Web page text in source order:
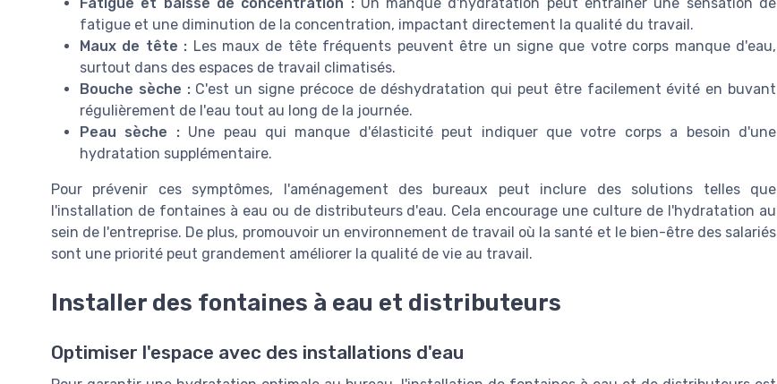
Fatigue et baisse de concentration :Un manque d'hydratation peut entraîner une sensation de
fatigue et une diminution de la concentration, impactant directement la qualité du travail.
Maux de tête : Les maux de tête fréquents peuvent être un signe que votre corps manque d'eau,
surtout dans des espaces de travail climatisés.
Bouche sèche :C'est un signe précoce de déshydratation qui peut être facilement évité en buvant
régulièrement de l'eau tout au long de la journée.
Peau sèche :Une peau qui manque d'élasticité peut indiquer que votre corps a besoin d'une
hydratation supplémentaire.
Pour prévenir ces symptômes, l'aménagement des bureaux peut inclure des solutions telles que
l'installation de fontaines à eau ou de distributeurs d'eau. Cela encourage une culture de l'hydratation au
sein de l'entreprise. De plus, promouvoir un environnement de travail où la santé et le bien-être des salariés
sont une priorité peut grandement améliorer la qualité de vie au travail.
Installer des fontaines à eau et distributeurs
Optimiser l'espace avec des installations d'eau